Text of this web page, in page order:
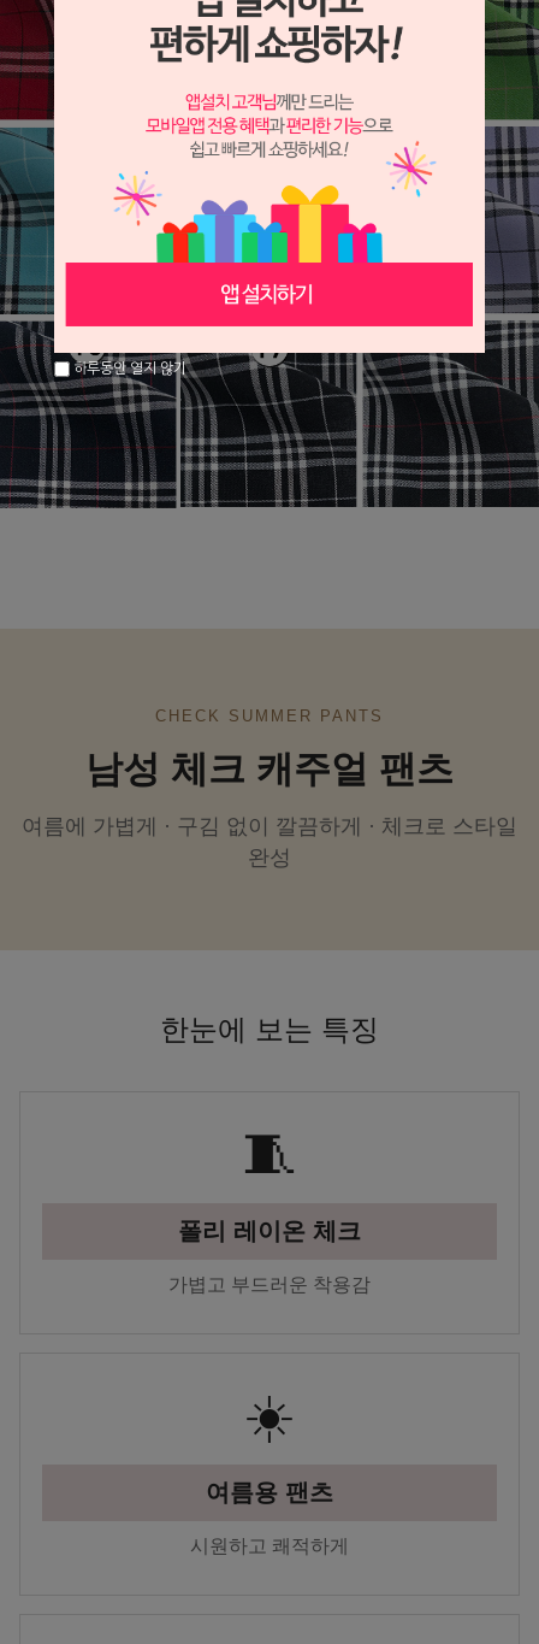
CHECK SUMMER PANTS
남성 체크 캐주얼 팬츠
여름에 가볍게 · 구김 없이 깔끔하게 · 체크로 스타일
완성
한눈에 보는 특징
🧵
폴리 레이온 체크
가볍고 부드러운 착용감
☀️
여름용 팬츠
시원하고 쾌적하게
하루동안 열지 않기